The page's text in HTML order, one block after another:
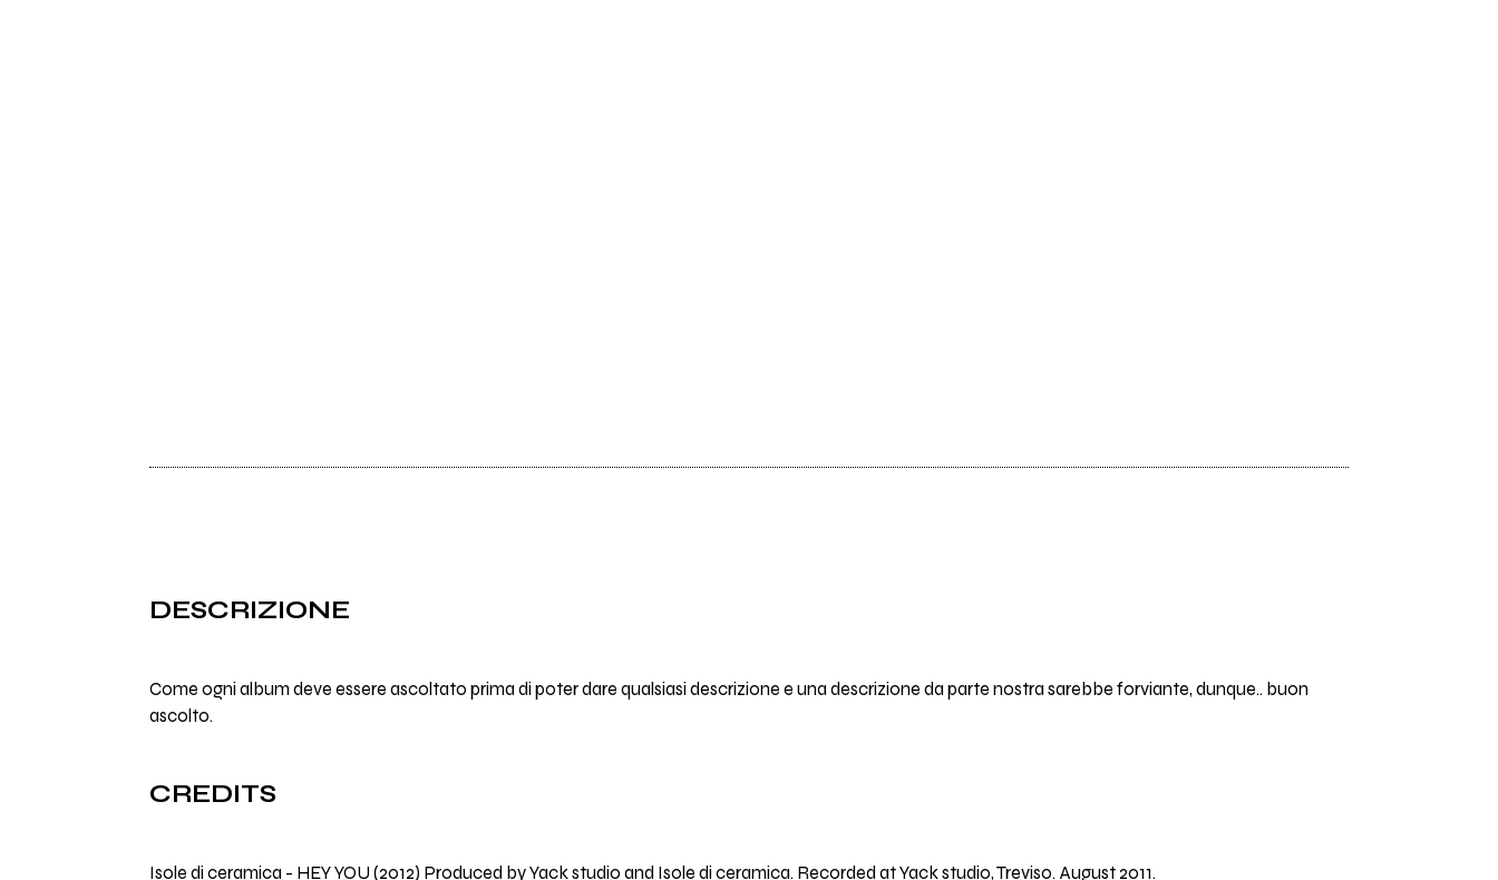
DESCRIZIONE
Come ogni album deve essere ascoltato prima di poter dare qualsiasi descrizione e una descrizione da parte nostra sarebbe forviante, dunque.. buon
ascolto.
CREDITS
Isole di ceramica - HEY YOU (2012) Produced byYack studio and Isole di ceramica. Recorded atYack studio, Treviso. August 2011.